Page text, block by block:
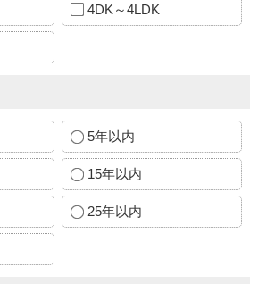
4DK～4LDK
5年以内
15年以内
25年以内